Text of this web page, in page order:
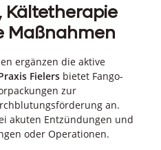
Kältetherapie
Maßnahmen
ergänzen die aktive
Fielers bietet Fango-
zur
an.
akuten Entzündungen und
oder Operationen.